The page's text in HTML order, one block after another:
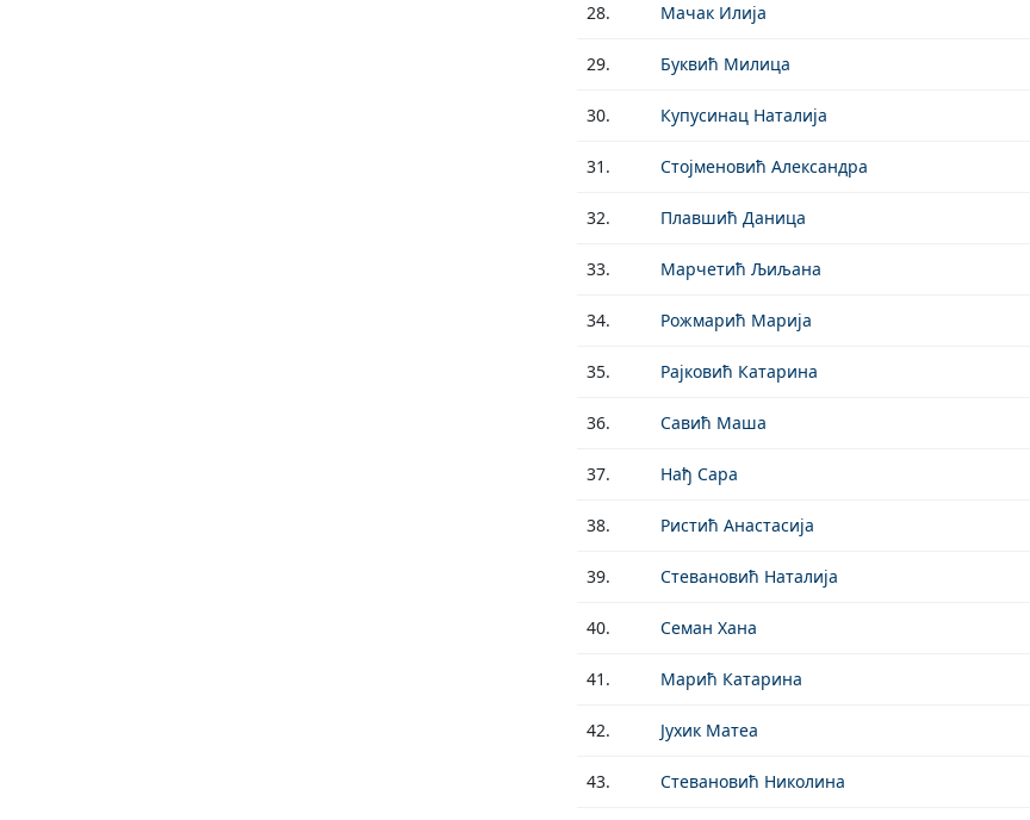
28. Мачак Илија
29. Буквић Милица
30. Купусинац Наталија
31. Стојменовић Александра
32. Плавшић Даница
33. Марчетић Љиљана
34. Рожмарић Марија
35. Рајковић Катарина
36. Савић Маша
37. Нађ Сара
38. Ристић Анастасија
39. Стевановић Наталија
40. Семан Хана
41. Марић Катарина
42. Јухик Матеа
43. Стевановић Николина